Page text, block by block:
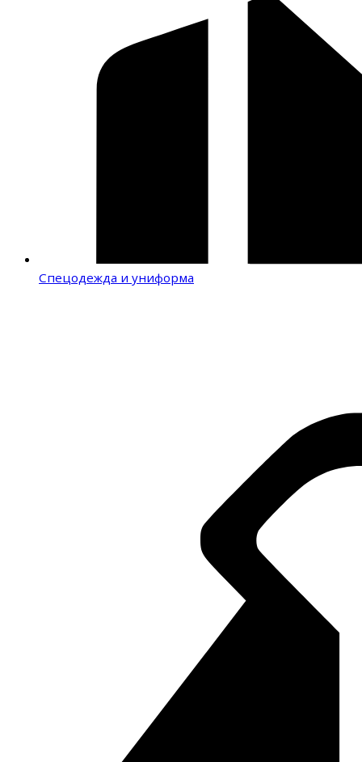
Спецодежда и униформа